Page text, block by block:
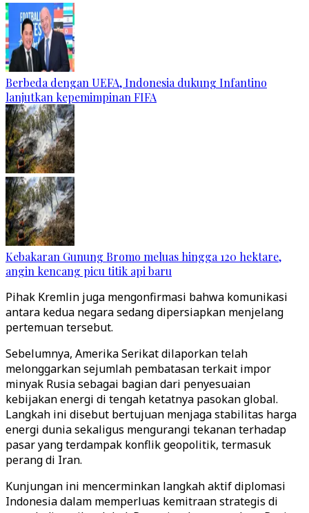
Berbeda dengan UEFA, Indonesia dukung Infantino
lanjutkan kepemimpinan FIFA
Kebakaran Gunung Bromo meluas hingga 120 hektare,
angin kencang picu titik api baru
Pihak Kremlin juga mengonfirmasi bahwa komunikasi
antara kedua negara sedang dipersiapkan menjelang
pertemuan tersebut.
Sebelumnya, Amerika Serikat dilaporkan telah
melonggarkan sejumlah pembatasan terkait impor
minyak Rusia sebagai bagian dari penyesuaian
kebijakan energi di tengah ketatnya pasokan global.
Langkah ini disebut bertujuan menjaga stabilitas harga
energi dunia sekaligus mengurangi tekanan terhadap
pasar yang terdampak konflik geopolitik, termasuk
perang di Iran.
Kunjungan ini mencerminkan langkah aktif diplomasi
Indonesia dalam memperluas kemitraan strategis di